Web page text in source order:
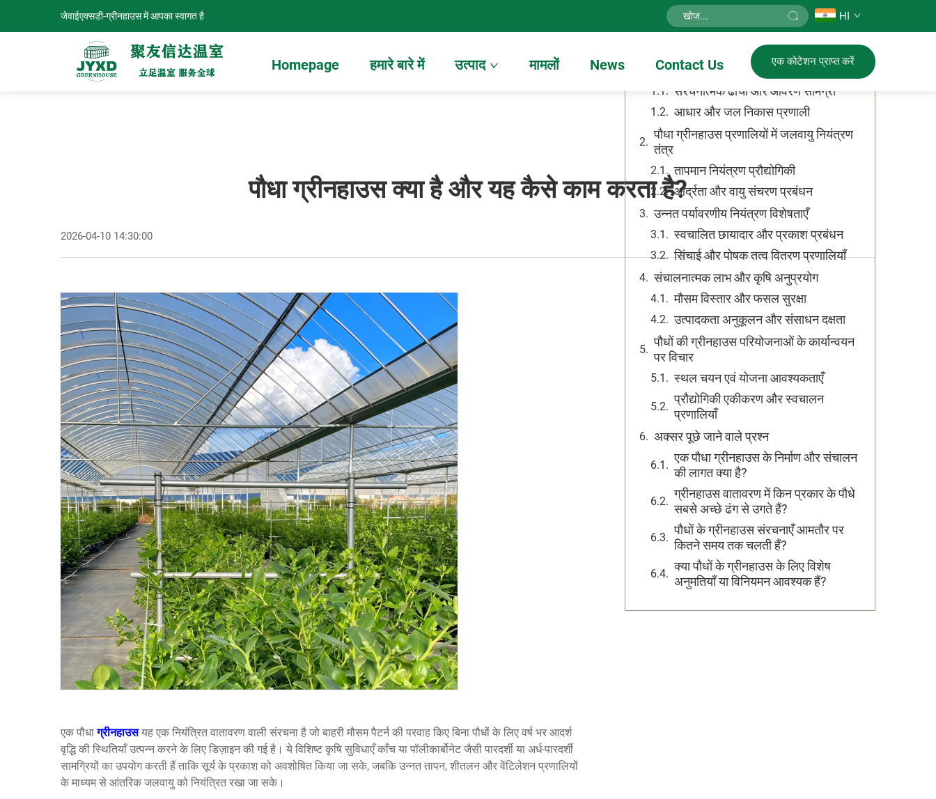
जेवाईएक्सडी-ग्रीनहाउस में आपका स्वागत है HI
Homepage हमारे बारे में उत्पाद मामलों News Contact Us एक कोटेशन प्राप्त करें
पौधा ग्रीनहाउस क्या है और यह कैसे काम करता है?
2026-04-10 14:30:00
एक पौधाग्रीनहाउसयह एक नियंत्रित वातावरण वाली संरचना है जो बाहरी मौसम पैटर्न की परवाह किए बिना पौधों के लिए वर्ष भर आदर्श
वृद्धि की स्थितियाँ उत्पन्न करने के लिए डिज़ाइन की गई है। ये विशिष्ट कृषि सुविधाएँ काँच या पॉलीकार्बोनेट जैसी पारदर्शी या अर्ध-पारदर्शी
सामग्रियों का उपयोग करती हैं ताकि सूर्य के प्रकाश को अवशोषित किया जा सके, जबकि उन्नत तापन, शीतलन और वेंटिलेशन प्रणालियों
के माध्यम से आंतरिक जलवायु को नियंत्रित रखा जा सके।
सामग्री की तालिका
पौधा ग्रीनहाउस वास्तुकला के आवश्यक घटक
संरचनात्मक ढांचा और आवरण सामग्री
आधार और जल निकास प्रणाली
पौधा ग्रीनहाउस प्रणालियों में जलवायु नियंत्रण
तंत्र
तापमान नियंत्रण प्रौद्योगिकी
आर्द्रता और वायु संचरण प्रबंधन
उन्नत पर्यावरणीय नियंत्रण विशेषताएँ
स्वचालित छायादार और प्रकाश प्रबंधन
सिंचाई और पोषक तत्व वितरण प्रणालियाँ
संचालनात्मक लाभ और कृषि अनुप्रयोग
मौसम विस्तार और फसल सुरक्षा
उत्पादकता अनुकूलन और संसाधन दक्षता
पौधों की ग्रीनहाउस परियोजनाओं के कार्यान्वयन
पर विचार
स्थल चयन एवं योजना आवश्यकताएँ
प्रौद्योगिकी एकीकरण और स्वचालन
प्रणालियाँ
अक्सर पूछे जाने वाले प्रश्न
एक पौधा ग्रीनहाउस के निर्माण और संचालन
की लागत क्या है?
ग्रीनहाउस वातावरण में किन प्रकार के पौधे
सबसे अच्छे ढंग से उगते हैं?
पौधों के ग्रीनहाउस संरचनाएँ आमतौर पर
कितने समय तक चलती हैं?
क्या पौधों के ग्रीनहाउस के लिए विशेष
अनुमतियाँ या विनियमन आवश्यक हैं?